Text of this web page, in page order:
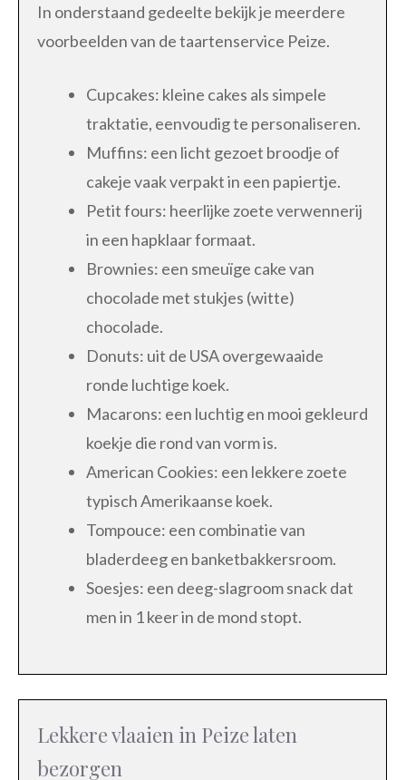
In onderstaand gedeelte bekijk je meerdere
voorbeelden van de taartenservice Peize.
Cupcakes: kleine cakes als simpele
traktatie, eenvoudig te personaliseren.
Muffins: een licht gezoet broodje of
cakeje vaak verpakt in een papiertje.
Petit fours: heerlijke zoete verwennerij
in een hapklaar formaat.
Brownies: een smeuïge cake van
chocolade met stukjes (witte)
chocolade.
Donuts: uit de USA overgewaaide
ronde luchtige koek.
Macarons: een luchtig en mooi gekleurd
koekje die rond van vorm is.
American Cookies: een lekkere zoete
typisch Amerikaanse koek.
Tompouce: een combinatie van
bladerdeeg en banketbakkersroom.
Soesjes: een deeg-slagroom snack dat
men in 1 keer in de mond stopt.
Lekkere vlaaien in Peize laten
bezorgen